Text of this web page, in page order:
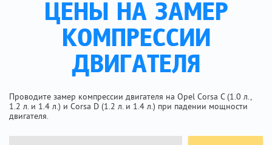
ЦЕНЫ НА ЗАМЕР
КОМПРЕССИИ
ДВИГАТЕЛЯ
Проводите замер компрессии двигателя на Opel Corsa C (1.0 л.,
1.2 л. и 1.4 л.) и Corsa D (1.2 л. и 1.4 л.) при падении мощности
двигателя.